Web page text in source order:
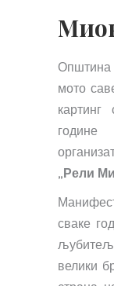
мото
„Рели
сваке
велики